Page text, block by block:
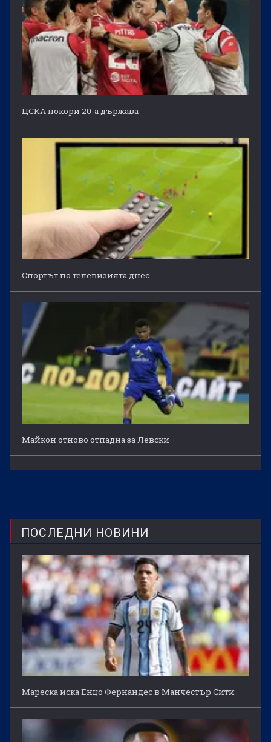
ЦСКА покори 20-а държава
Спортът по телевизията днес
Майкон отново отпадна за Левски
ПОСЛЕДНИ НОВИНИ
Мареска иска Енцо Фернандес в Манчестър Сити